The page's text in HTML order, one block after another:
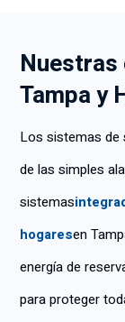
Tampa y
Los sistemas de
de las simples
sistemas
hogaresen
energía de
para proteger